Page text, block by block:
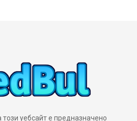
уебсайт е предназначено